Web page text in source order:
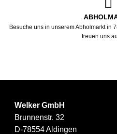
Besuche uns in unserem Abholmarkt in
freuen uns
Welker GmbH
Brunnenstr. 32
D-78554 Aldingen